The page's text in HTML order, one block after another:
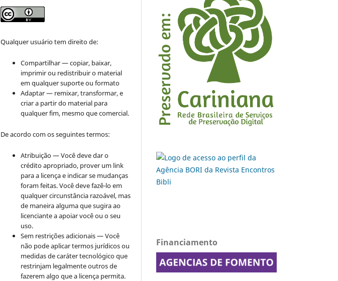
Qualquer usuário tem direito de:
Compartilhar — copiar, baixar,
imprimir ou redistribuir o material
em qualquer suporte ou formato
Adaptar — remixar, transformar, e
criar a partir do material para
qualquer fim, mesmo que comercial.
De acordo com os seguintes termos:
Atribuição — Você deve dar o
crédito apropriado, prover um link
para a licença e indicar se mudanças
foram feitas. Você deve fazê-lo em
qualquer circunstância razoável, mas
de maneira alguma que sugira ao
licenciante a apoiar você ou o seu
uso.
Sem restrições adicionais — Você
não pode aplicar termos jurídicos ou
medidas de caráter tecnológico que
restrinjam legalmente outros de
fazerem algo que a licença permita.
Financiamento